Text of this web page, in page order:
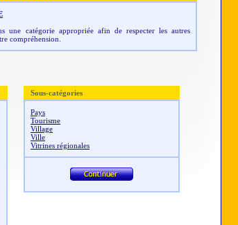
une catégorie appropriée afin de respecter les autres
compréhension.
Sous-catégories
Pays
Tourisme
Village
Ville
Vitrines régionales